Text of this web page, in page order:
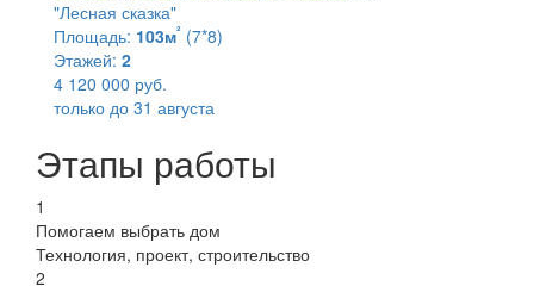
"Лесная сказка"
Площадь: 103м² (7*8)
Этажей: 2
4 120 000 руб.
только до 31 августа
Этапы работы
1
Помогаем выбрать дом
Технология, проект, строительство
2